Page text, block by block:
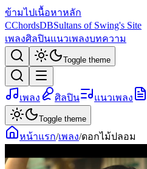
ข้ามไปเนื้อหาหลัก
CChordsDBSultans of Swing's Site
เพลงศิลปินแนวเพลงบทความ
Toggle theme
เพลง ศิลปิน แนวเพลง
Toggle theme
หน้าแรก/เพลง/ดอกไม้ปลอม